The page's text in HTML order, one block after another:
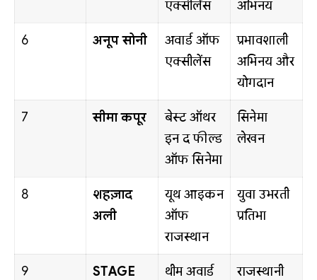
एक्सीलेंस
अभिनय
6 अनूप सोनी
अवार्ड ऑफ
एक्सीलेंस
प्रभावशाली
अभिनय और
योगदान
7 सीमा कपूर
बेस्ट ऑथर
इन द फील्ड
ऑफ सिनेमा
सिनेमा
लेखन
8
शहज़ाद
अली
यूथ आइकन
ऑफ
राजस्थान
युवा उभरती
प्रतिभा
9
STAGE
थीम अवार्ड
राजस्थानी